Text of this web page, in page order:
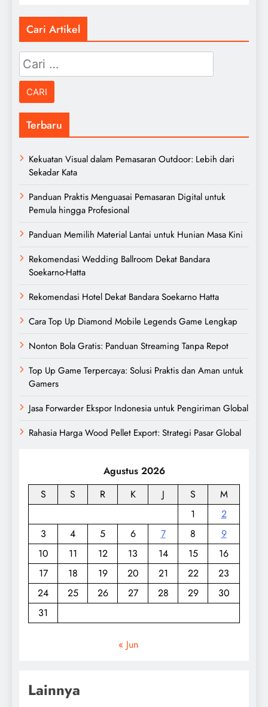
Cari Artikel
Cari
untuk:
Terbaru
Kekuatan Visual dalam Pemasaran Outdoor: Lebih dari
Sekadar Kata
Panduan Praktis Menguasai Pemasaran Digital untuk
Pemula hingga Profesional
Panduan Memilih Material Lantai untuk Hunian Masa Kini
Rekomendasi Wedding Ballroom Dekat Bandara
Soekarno-Hatta
Rekomendasi Hotel Dekat Bandara Soekarno Hatta
Cara Top Up Diamond Mobile Legends Game Lengkap
Nonton Bola Gratis: Panduan Streaming Tanpa Repot
Top Up Game Terpercaya: Solusi Praktis dan Aman untuk
Gamers
Jasa Forwarder Ekspor Indonesia untuk Pengiriman Global
Rahasia Harga Wood Pellet Export: Strategi Pasar Global
Agustus 2026
S
S R K J S
M
1
2
3
4 5 6 7 8
9
10
11 12 13 14 15
16
17
18 19 20 21 22
23
24
25 26 27 28 29
30
31
« Jun
Lainnya